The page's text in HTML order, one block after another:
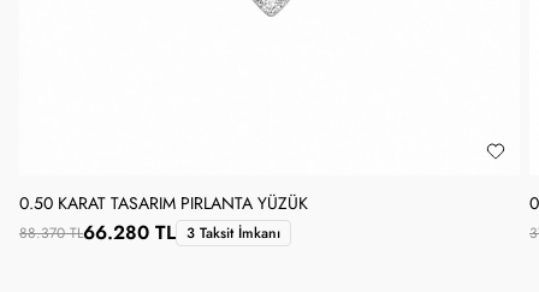
0.50 KARAT TASARIM PIRLANTA YÜZÜK
88.370 TL66.280 TL 3 Taksit İmkanı